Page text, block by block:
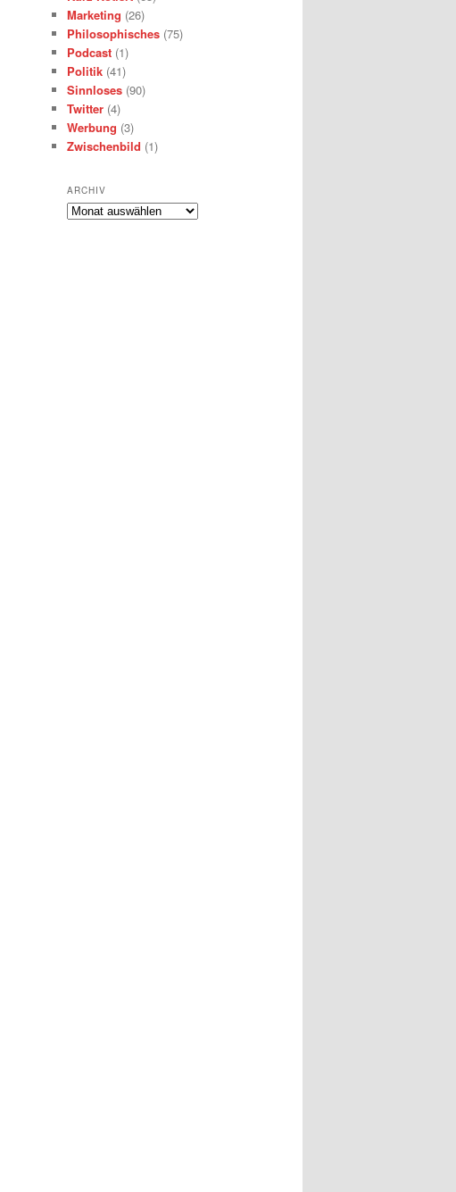
Marketing (26)
Philosophisches (75)
Podcast (1)
Politik (41)
Sinnloses (90)
Twitter (4)
Werbung (3)
Zwischenbild (1)
ARCHIV
Archiv